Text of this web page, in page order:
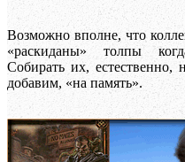
Возможно вполне, что
«раскиданы» толпы
Собирать их,
добавим, «на память».